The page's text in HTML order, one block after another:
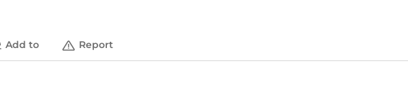
Add to Report